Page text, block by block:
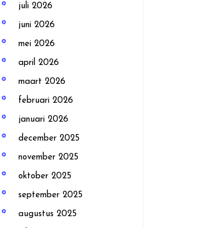
juli 2026
juni 2026
mei 2026
april 2026
maart 2026
februari 2026
januari 2026
december 2025
november 2025
oktober 2025
september 2025
augustus 2025